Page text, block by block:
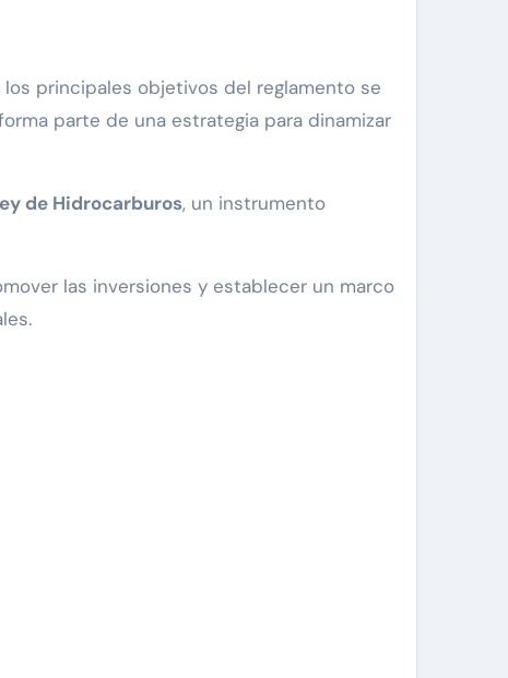
parte de una estrategia para dinamizar
de Hidrocarburos, un instrumento
las inversiones y establecer un marco